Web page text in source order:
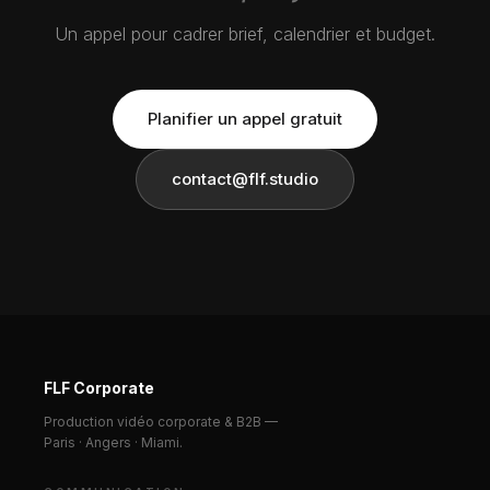
Un appel pour cadrer brief, calendrier et budget.
Planifier un appel gratuit
contact@flf.studio
FLF Corporate
Production vidéo corporate & B2B —
Paris · Angers · Miami.